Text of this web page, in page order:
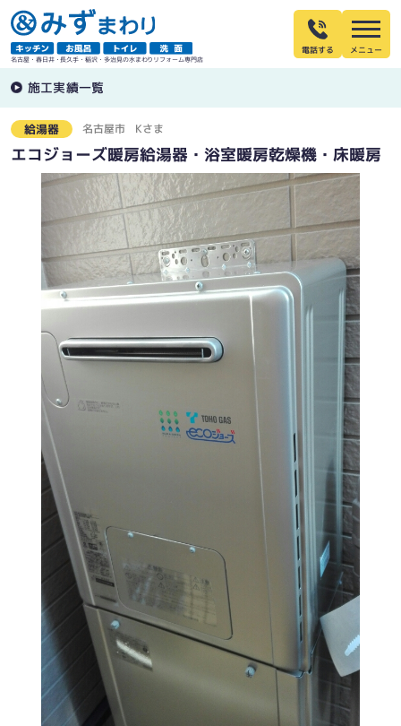
名古屋・春日井・長久手・稲沢・多治見の水まわりリフォーム専門店
電話する
施工実績一覧
給湯器 名古屋市 Kさま
エコジョーズ暖房給湯器・浴室暖房乾燥機・床暖房